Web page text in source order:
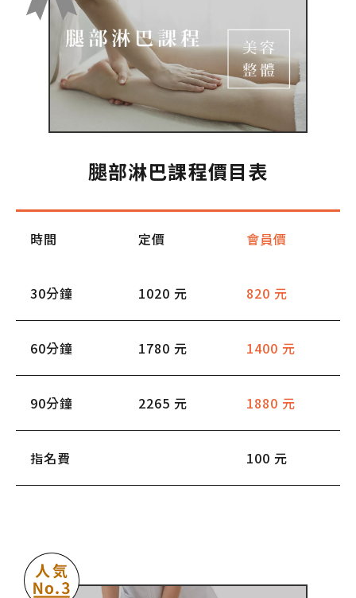
腿部淋巴課程價目表
時間 定價 會員價
30分鐘 1020 元 820 元
60分鐘 1780 元 1400 元
90分鐘 2265 元 1880 元
指名費 100 元